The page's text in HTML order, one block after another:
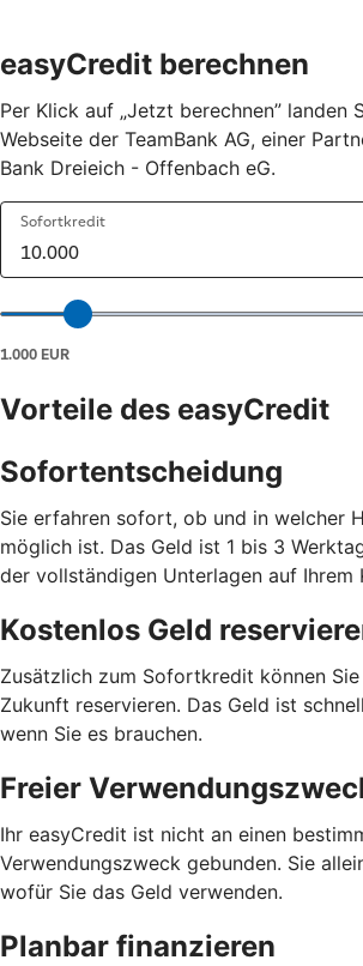
easyCredit berechnen
Per Klick auf „Jetzt berechnen” landen
Webseite der TeamBank AG, einer
Bank Dreieich - Offenbach eG.
Vorteile des easyCredit
Sofortentscheidung
Sie erfahren sofort, ob und in welcher
möglich ist. Das Geld ist 1 bis 3
der vollständigen Unterlagen auf Ihrem
Kostenlos Geld
Zusätzlich zum Sofortkredit können
Zukunft reservieren. Das Geld ist
wenn Sie es brauchen.
Freier
Ihr easyCredit ist nicht an einen
Verwendungszweck gebunden. Sie
wofür Sie das Geld verwenden.
Planbar finanzieren